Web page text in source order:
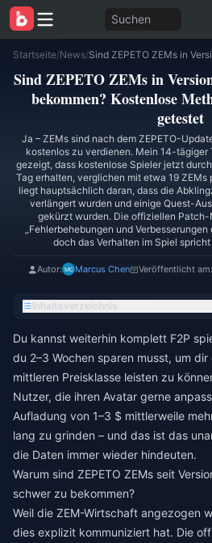
Suchen
Startseite/News/
Sind ZEPETO ZEMs in
bekommen? Kostenlose
getestet
Ja – ZEMs sind nach dem ZEPETO-
kostenlos zu verdienen. Mein 14-tägiger
gezeigt, dass kostenlose Spieler jetzt
Tag erhalten, verglichen mit etwa 19 ZEMs
liegt hauptsächlich daran, dass die
verlängert wurden und einige Quest-
gekürzt wurden. Die offiziellen
„Fehlerbehebungen und
doch das Verhalten im Spiel
Autor: Marcus Chen Veröffentlicht am:
Inhaltsverzeichnis
Du kannst weiterhin komplett F2P
du 2–3 Wochen sparen musst, um
mittleren Preisklasse leisten zu
Nutzer, die ihren Avatar gerne
Aufladung von 1–3 $ mittlerweile
lang zu grinden – und das ist das
die Daten immer wieder hindeuten.
Warum sind ZEPETO ZEMs seit
schwer zu bekommen?
Weil die ZEM-Wirtschaft angezogen
dies explizit kommuniziert hat. Die